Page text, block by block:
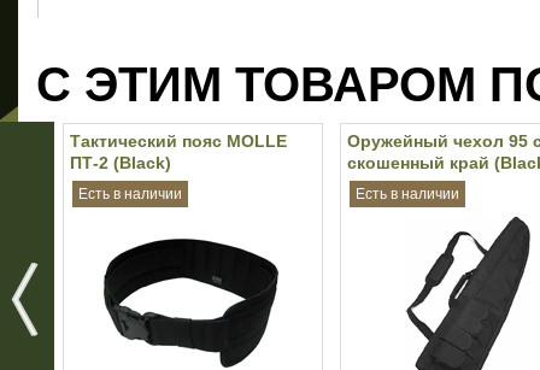
С ЭТИМ ТОВАРОМ
Тактический пояс MOLLE
ПТ-2 (Black)
Есть в наличии
Оружейный чехол 95
скошенный край
Есть в наличии